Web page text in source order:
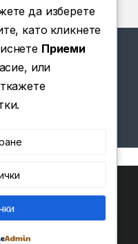
да изберете
като кликнете
Приеми
или
ви предоставим най-
кои бисквитки
вНастройки.